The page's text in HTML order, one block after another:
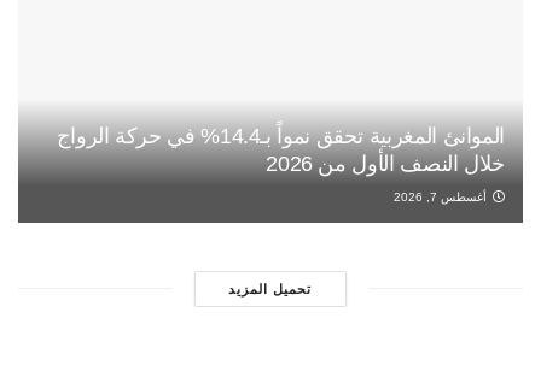
الموانئ المغربية تحقق نمواً بـ14.4% في حركة الرواج
خلال النصف الأول من 2026
أغسطس 7, 2026
تحميل المزيد